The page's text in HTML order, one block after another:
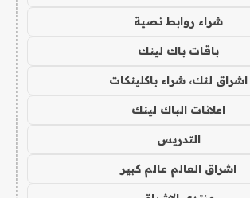
شراء روابط نصية
باقات باك لينك
اشراق لنك، شراء باكلينكات
اعلانات الباك لينك
التدريس
اشراق العالم عالم كبير